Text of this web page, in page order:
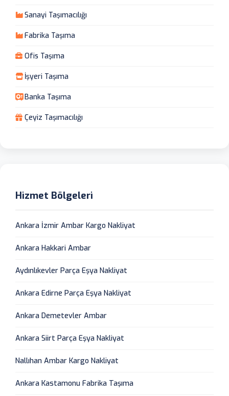
Sanayi Taşımacılığı
Fabrika Taşıma
Ofis Taşıma
İşyeri Taşıma
Banka Taşıma
Çeyiz Taşımacılığı
Hizmet Bölgeleri
Ankara İzmir Ambar Kargo Nakliyat
Ankara Hakkari Ambar
Aydınlıkevler Parça Eşya Nakliyat
Ankara Edirne Parça Eşya Nakliyat
Ankara Demetevler Ambar
Ankara Siirt Parça Eşya Nakliyat
Nallıhan Ambar Kargo Nakliyat
Ankara Kastamonu Fabrika Taşıma